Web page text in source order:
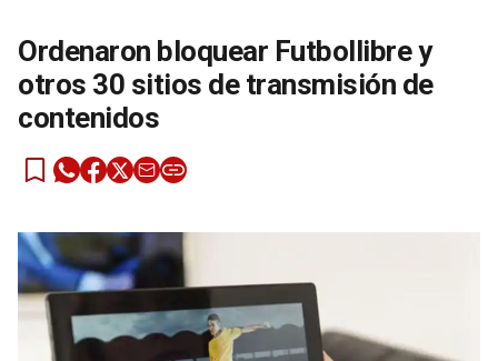
Ordenaron bloquear Futbollibre y
otros 30 sitios de transmisión de
contenidos